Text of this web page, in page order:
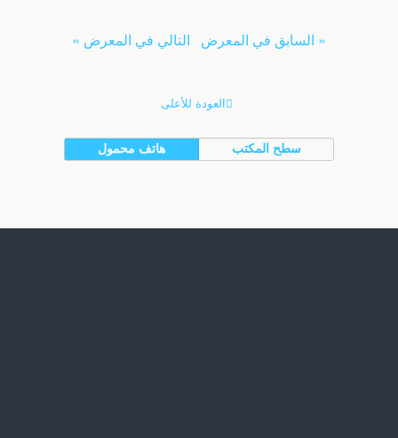
« السابق في المعرض التالي في المعرض »
العودة للأعلى
هاتف محمول سطح المكتب